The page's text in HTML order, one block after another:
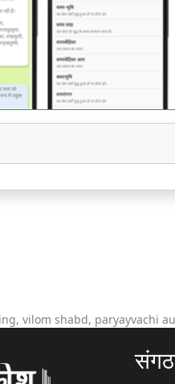
vilom shabd, paryayvachi